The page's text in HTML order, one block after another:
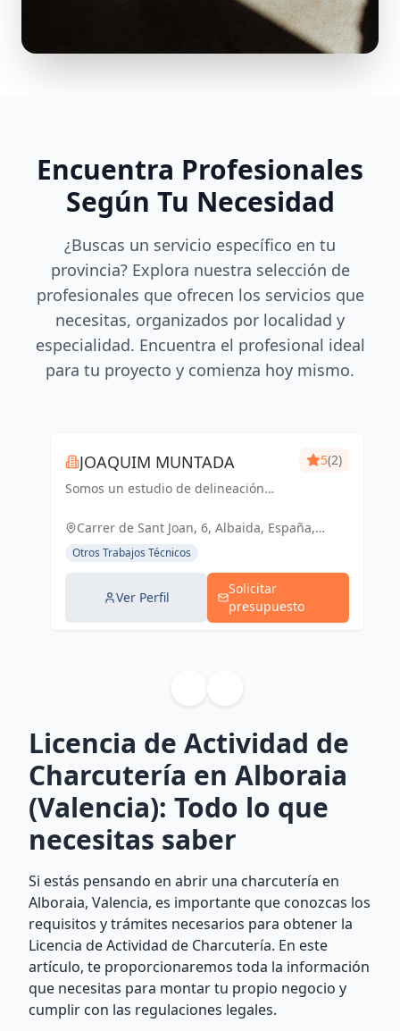
Encuentra Profesionales
Según Tu Necesidad
¿Buscas un servicio específico en tu
provincia? Explora nuestra selección de
profesionales que ofrecen los servicios que
necesitas, organizados por localidad y
especialidad. Encuentra el profesional ideal
para tu proyecto y comienza hoy mismo.
JOAQUIM MUNTADA
Somos un estudio de delineación
básicos, de ejecución, licencias de
industrial, diseño 3D de p...
5(2)
Carrer de Sant Joan, 6, Albaida, España,
España
Otros Trabajos Técnicos
Ver Perfil
Solicitar
presupuesto
Licencia de Actividad de
Charcutería en Alboraia
(Valencia): Todo lo que
necesitas saber
Si estás pensando en abrir una charcutería en
Alboraia, Valencia, es importante que conozcas los
requisitos y trámites necesarios para obtener la
Licencia de Actividad de Charcutería. En este
artículo, te proporcionaremos toda la información
que necesitas para montar tu propio negocio y
cumplir con las regulaciones legales.